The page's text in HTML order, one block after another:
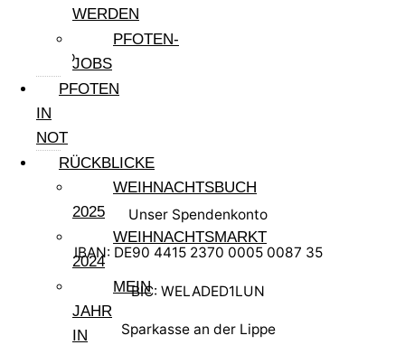
WERDEN
PFOTEN-
JOBS
PFOTEN
IN
NOT
RÜCKBLICKE
WEIHNACHTSBUCH
2025
WEIHNACHTSMARKT
2024
MEIN
JAHR
IN
WhatsApp
Unser Spendenkonto
IBAN: DE90 4415 2370 0005 0087 35
BIC: WELADED1LUN
Sparkasse an der Lippe